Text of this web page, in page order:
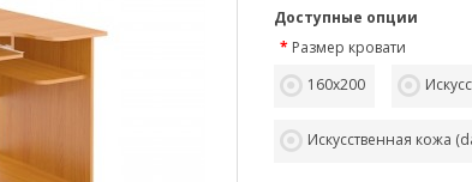
Доступные опции
Размер кровати
160х200
Искусственная кожа